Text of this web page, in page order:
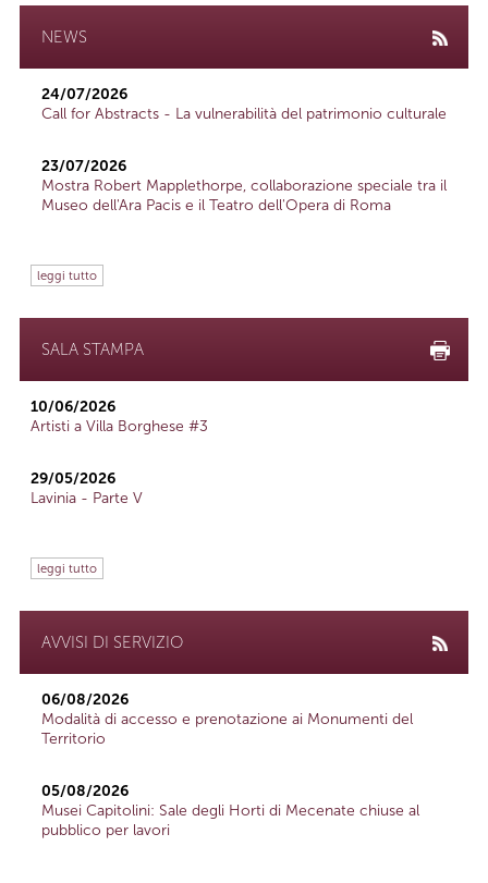
NEWS
24/07/2026
Call for Abstracts - La vulnerabilità del patrimonio culturale
23/07/2026
Mostra Robert Mapplethorpe, collaborazione speciale tra il
Museo dell'Ara Pacis e il Teatro dell'Opera di Roma
leggi tutto
SALA STAMPA
10/06/2026
Artisti a Villa Borghese #3
29/05/2026
Lavinia - Parte V
leggi tutto
AVVISI DI SERVIZIO
06/08/2026
Modalità di accesso e prenotazione ai Monumenti del
Territorio
05/08/2026
Musei Capitolini: Sale degli Horti di Mecenate chiuse al
pubblico per lavori